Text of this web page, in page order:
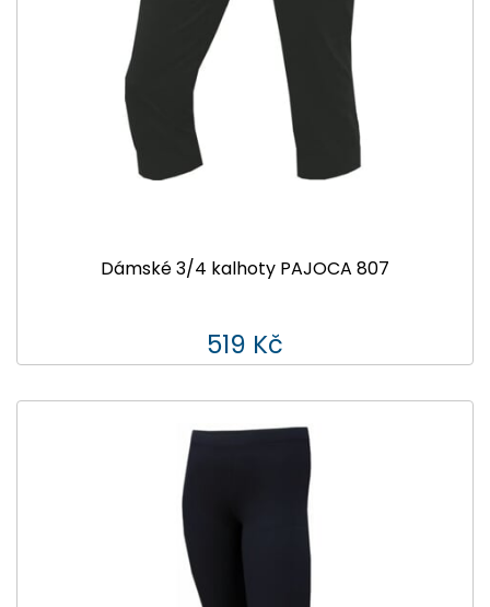
Dámské 3/4 kalhoty PAJOCA 807
519 Kč